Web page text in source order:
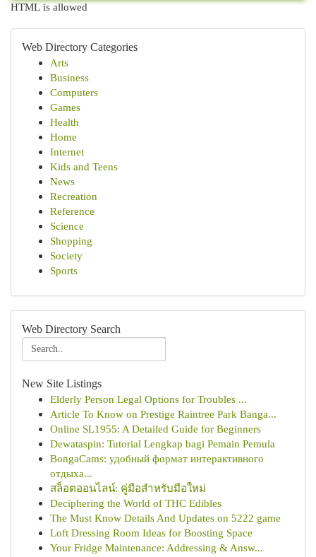
HTML is allowed
Web Directory Categories
Arts
Business
Computers
Games
Health
Home
Internet
Kids and Teens
News
Recreation
Reference
Science
Shopping
Society
Sports
Web Directory Search
New Site Listings
Elderly Person Legal Options for Troubles ...
Article To Know on Prestige Raintree Park Banga...
Online SL1955: A Detailed Guide for Beginners
Dewataspin: Tutorial Lengkap bagi Pemain Pemula
BongaCams: удобный формат интерактивного
отдыха...
สล็อตออนไลน์: คู่มือสำหรับมือใหม่
Deciphering the World of THC Edibles
The Must Know Details And Updates on 5222 game
Loft Dressing Room Ideas for Boosting Space
Your Fridge Maintenance: Addressing & Answ...